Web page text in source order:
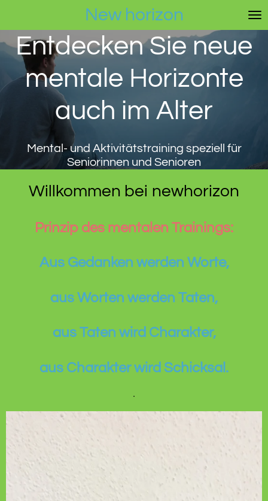
springen
New horizon
Entdecken Sie neue
mentale Horizonte
auch im Alter
Mental- und Aktivitätstraining speziell für
Seniorinnen und Senioren
Willkommen bei newhorizon
Prinzip des mentalen Trainings:
Aus Gedanken werden Worte,
aus Worten werden Taten,
aus Taten wird Charakter,
aus Charakter wird Schicksal.
.